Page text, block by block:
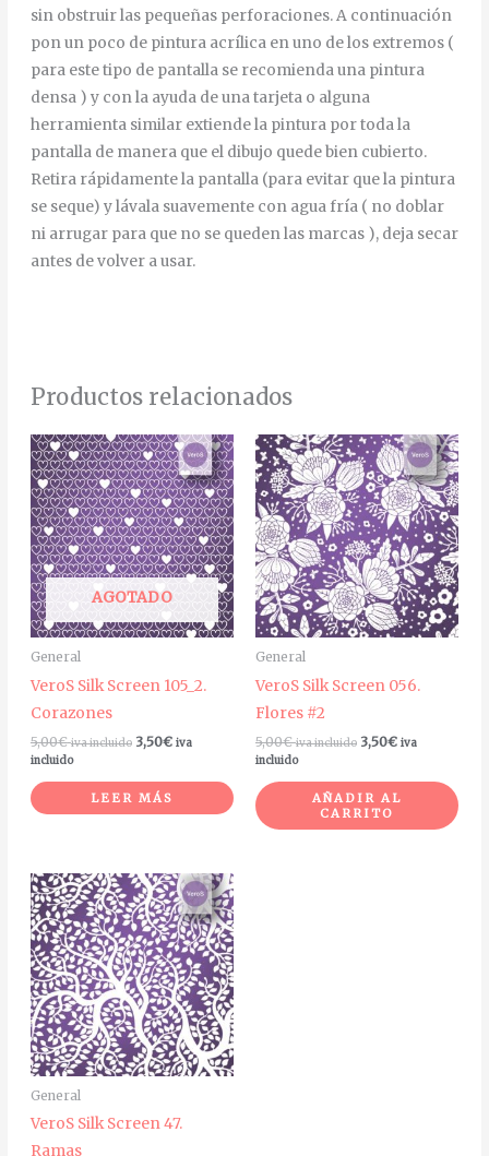
sin obstruir las pequeñas perforaciones. A continuación
pon un poco de pintura acrílica en uno de los extremos (
para este tipo de pantalla se recomienda una pintura
densa ) y con la ayuda de una tarjeta o alguna
herramienta similar extiende la pintura por toda la
pantalla de manera que el dibujo quede bien cubierto.
Retira rápidamente la pantalla (para evitar que la pintura
se seque) y lávala suavemente con agua fría ( no doblar
ni arrugar para que no se queden las marcas ), deja secar
antes de volver a usar.
Productos relacionados
AGOTADO
General
VeroS Silk Screen 105_2.
Corazones
5,00€ iva incluido 3,50€ iva
incluido
LEER MÁS
General
VeroS Silk Screen 056.
Flores #2
5,00€ iva incluido 3,50€ iva
incluido
AÑADIR AL
CARRITO
General
VeroS Silk Screen 47.
Ramas